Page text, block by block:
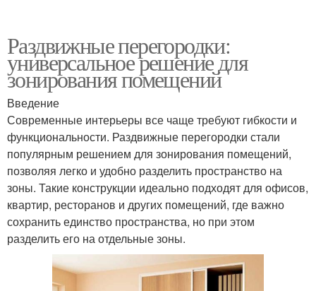
Раздвижные перегородки:
универсальное решение для
зонирования помещений
Введение
Современные интерьеры все чаще требуют гибкости и
функциональности. Раздвижные перегородки стали
популярным решением для зонирования помещений,
позволяя легко и удобно разделить пространство на
зоны. Такие конструкции идеально подходят для офисов,
квартир, ресторанов и других помещений, где важно
сохранить единство пространства, но при этом
разделить его на отдельные зоны.